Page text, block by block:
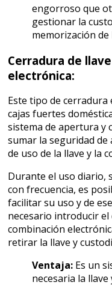
engorroso que
gestionar la
memorización
Cerradura de
electrónica:
Este tipo de cerradura
cajas fuertes
sistema de apertura y
sumar la seguridad de
de uso de la llave y la
Durante el uso diario,
con frecuencia, es
facilitar su uso y de
necesario introducir el
combinación
retirar la llave y
Ventaja: Es un
necesaria la llave